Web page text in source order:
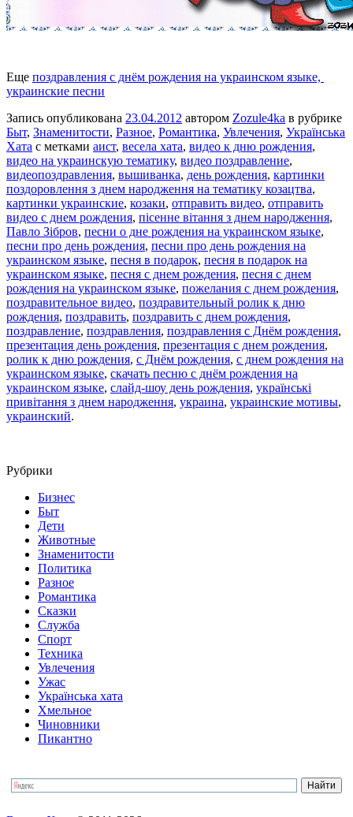
Еще поздравления с днём рождения на украинском языке,
украинские песни
Запись опубликована 23.04.2012 автором Zozule4ka в рубрике
Быт, Знаменитости, Разное, Романтика, Увлечения, Українська
Хата с метками аист, весела хата, видео к дню рождения,
видео на украинскую тематику, видео поздравление,
видеопоздравления, вышиванка, день рождения, картинки
поздоровлення з днем народження на тематику козацтва,
картинки украинские, козаки, отправить видео, отправить
видео с днем рождения, пісенне вітання з днем народження,
Павло Зібров, песни о дне рождения на украинском языке,
песни про день рождения, песни про день рождения на
украинском языке, песня в подарок, песня в подарок на
украинском языке, песня с днем рождения, песня с днем
рождения на украинском языке, пожелания с днем рождения,
поздравительное видео, поздравительный ролик к дню
рождения, поздравить, поздравить с днем рождения,
поздравление, поздравления, поздравления с Днём рождения,
презентация день рождения, презентация с днем рождения,
ролик к дню рождения, с Днём рождения, с днем рождения на
украинском языке, скачать песню с днём рождения на
украинском языке, слайд-шоу день рождения, українські
привітання з днем народження, украина, украинские мотивы,
украинский.
Рубрики
Бизнес
Быт
Дети
Животные
Знаменитости
Политика
Разное
Романтика
Сказки
Служба
Спорт
Техника
Увлечения
Ужас
Українська хата
Хмельное
Чиновники
Пикантно